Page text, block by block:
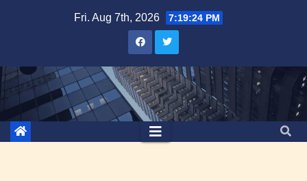
Fri. Aug 7th, 2026 7:19:25 PM